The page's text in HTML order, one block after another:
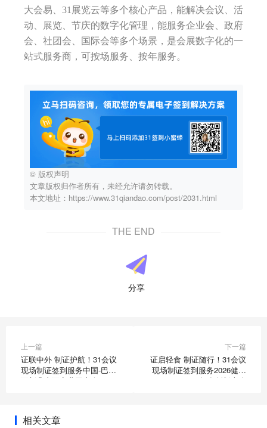
大会易、31展览云等多个核心产品，能解决会议、活
动、展览、节庆的数字化管理，能服务企业会、政府
会、社团会、国际会等多个场景，是会展数字化的一
站式服务商，可按场服务、按年服务。
© 版权声明
文章版权归作者所有，未经允许请勿转载。
本文地址：https://www.31qiandao.com/post/2031.html
THE END
分享
上一篇
证联中外 制证护航！31会议
现场制证签到服务中国-巴布
亚新几内亚商业圆桌会
下一篇
证启轻食 制证随行！31会议
现场制证签到服务2026健康
轻食创新大会
相关文章